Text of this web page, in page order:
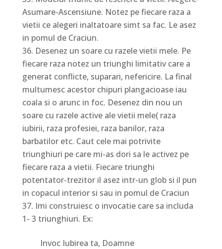
Asumare-Ascensiune. Notez pe fiecare raza a
vietii ce alegeri inaltatoare simt sa fac. Le asez
in pomul de Craciun.
Desenez un soare cu razele vietii mele. Pe
fiecare raza notez un triunghi limitativ care a
generat conflicte, suparari, nefericire. La final
multumesc acestor chipuri plangacioase iau
coala si o arunc in foc. Desenez din nou un
soare cu razele active ale vietii mele( raza
iubirii, raza profesiei, raza banilor, raza
barbatilor etc. Caut cele mai potrivite
triunghiuri pe care mi-as dori sa le activez pe
fiecare raza a vietii. Fiecare triunghi
potentator-trezitor il asez intr-un glob si il pun
in copacul interior si sau in pomul de Craciun
Imi construiesc o invocatie care sa includa
1- 3 triunghiuri. Ex:
Invoc Iubirea ta, Doamne